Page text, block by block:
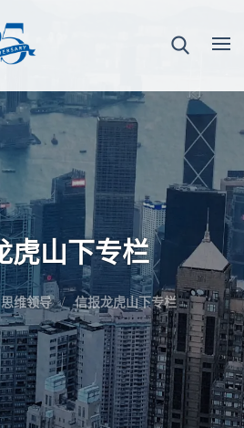
虎山下专栏
思维领导 信报龙虎山下专栏